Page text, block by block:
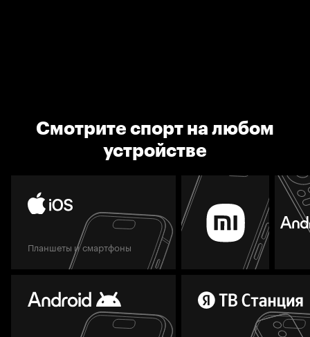
Смотрите спорт на любом
устройстве
Планшеты и смартфоны